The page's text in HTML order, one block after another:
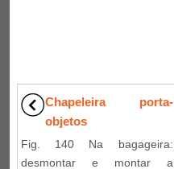
Chapeleira porta-
objetos
Fig. 140 Na bagageira:
desmontar e montar a